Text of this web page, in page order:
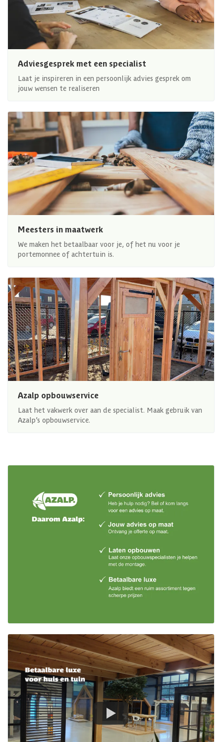
Adviesgesprek met een specialist
Laat je inspireren in een persoonlijk advies gesprek om
jouw wensen te realiseren
Meesters in maatwerk
We maken het betaalbaar voor je, of het nu voor je
portemonnee of achtertuin is.
Azalp opbouwservice
Laat het vakwerk over aan de specialist. Maak gebruik van
Azalp’s opbouwservice.